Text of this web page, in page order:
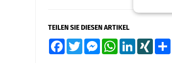
TEILEN SIE DIESEN ARTIKEL
FacebookTwitter MessengerWhatsAppLinkedInXING